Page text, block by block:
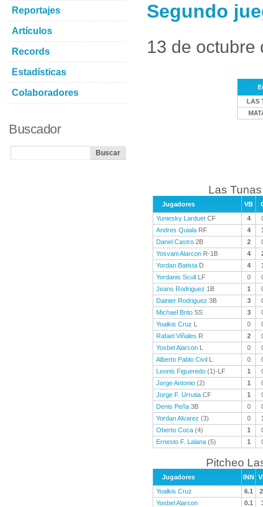
Segundo
13 de octubre
LAS
Las
Jugadores VB
Yuniesky Larduet CF 4
Andres Quiala RF 4
Danel Castro 2B 2
Yosvani Alarcon R-1B 4
Yordan Batista D 4
Yordanis Scull LF 0
Jeans Rodriguez 1B 1
Dainier Rodriguez 3B 3
Michael Brito SS 3
Yoalkis Cruz L 0
Rafael Viñales R 2
Yosbel Alarcon L 0
Alberto Pablo Civil L 0
Leonis Figueredo (1)-LF 1
Jorge Antonio (2) 1
Jorge F. Urrutia CF 1
Denis Peña 3B 0
Yordan Alvarez (3) 0
Oberto Coca (4) 1
Ernesto F. Lalana (5) 1
Pitcheo
Jugadores INN
Yoalkis Cruz
6.1
Yosbel Alarcon
0.1
Reportajes
Artículos
Records
Estadísticas
Colaboradores
Buscador